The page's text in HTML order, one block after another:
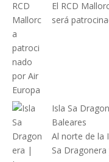
El RCD
será
Isla Sa
Baleares
Al norte de la
Sa